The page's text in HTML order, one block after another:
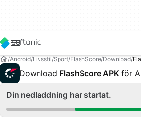
Android Livsstil Sport FlashScore Download
Download FlashScore APK för
Din nedladdning har startat.